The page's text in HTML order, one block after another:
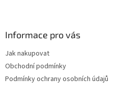
Informace pro vás
Jak nakupovat
Obchodní podmínky
Podmínky ochrany osobních údajů